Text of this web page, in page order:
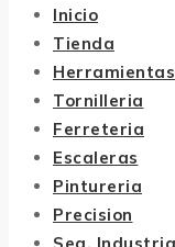
Inicio
Tienda
Herramientas
Tornilleria
Ferreteria
Escaleras
Pintureria
Precision
Seg.